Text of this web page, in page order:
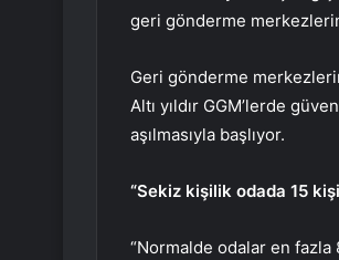
geri gönderme
Geri gönderme
Altı yıldır GGM’lerde
aşılmasıyla başlıyor.
“Sekiz kişilik odada 15
“Normalde odalar en